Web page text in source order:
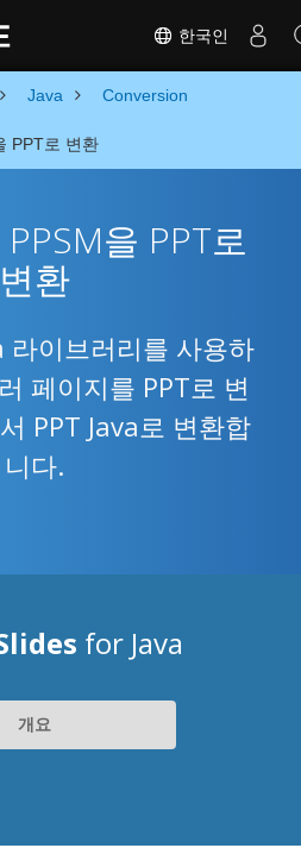
한국인
Java Conversion
PPT로 변환
을 PPT로
변환
라이브러리를 사용하
페이지를 PPT로 변
PPT Java로 변환합
니다.
for Java
개요